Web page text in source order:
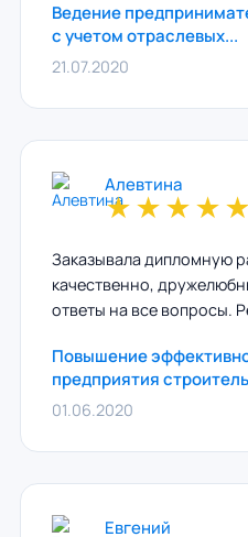
Ведение
с учетом отраслевых...
21.07.2020
Алевтина
★★★★★
Заказывала дипломную
качественно,
ответы на все вопросы.
Повышение
предприятия
01.06.2020
Евгений